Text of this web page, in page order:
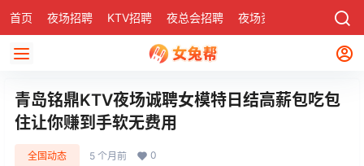
首页 夜场招聘 KTV招聘 夜总会招聘 夜场资讯 社区
青岛铭鼎KTV夜场诚聘女模特日结高薪包吃包
住让你赚到手软无费用
全国动态 5 个月前 0